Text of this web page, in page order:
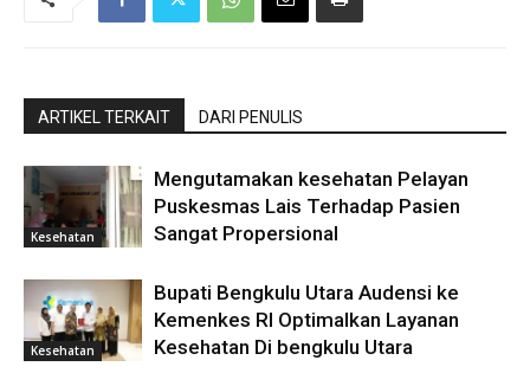
ARTIKEL TERKAIT DARI PENULIS
Kesehatan
Mengutamakan kesehatan Pelayan
Puskesmas Lais Terhadap Pasien
Sangat Propersional
Kesehatan
Bupati Bengkulu Utara Audensi ke
Kemenkes RI Optimalkan Layanan
Kesehatan Di bengkulu Utara